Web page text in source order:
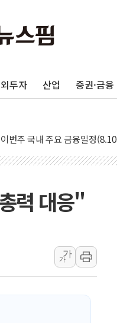
투자 산업 증권·금융
포항시 재난예산 40억 긴급 투
울진·영덕 '호우특보'-포항 '산
인천 합동연설회 나선 송영길·
김민석, 2주차 제주·인천 경선
[속보] 민주, 제주·인천 경선
[속보] 민주, 인천 경선 결과
[속보] 민주, 제주 경선 결과 발
이번주 국내 주요 금융일정
美, 이란전 출구전략 만지작…
력 대응"
가
가